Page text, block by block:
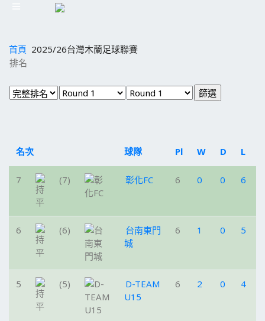
首頁 2025/26台灣木蘭足球聯賽
排名
名次 球隊 Pl W D L
7 (7) 彰化FC 6 0 0 6
6 (6)
台南東門
城
6 1 0 5
5 (5)
D-TEAM
U15
6 2 0 4